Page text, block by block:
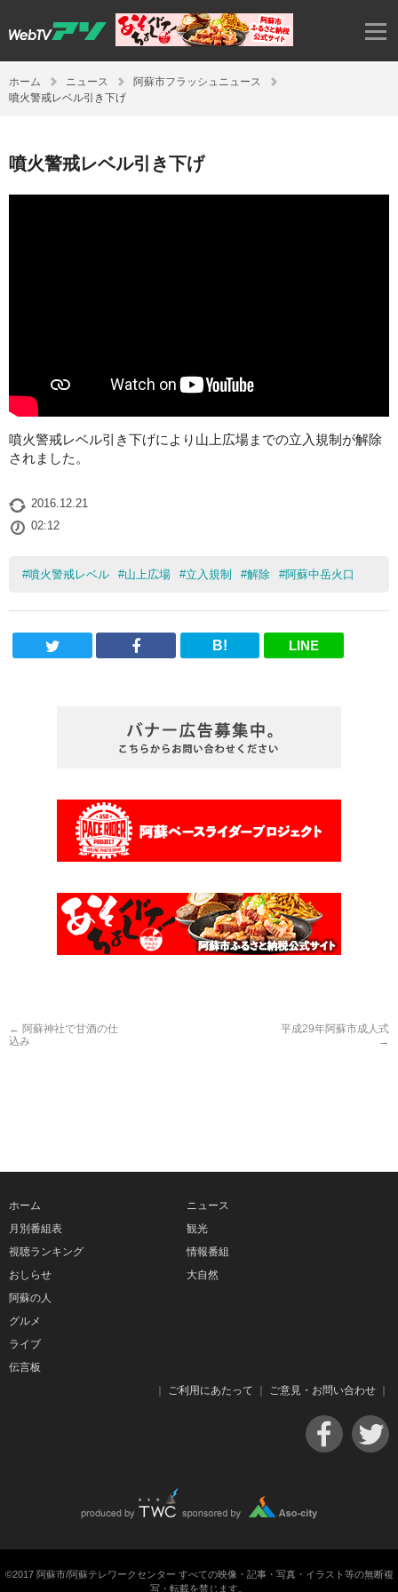
ホーム ニュース
阿蘇市フラッシュニュース
噴火警戒レベル引き下げ
噴火警戒レベル引き下げ
噴火警戒レベル引き下げにより山上広場までの立入規制が解除
されました。
2016.12.21
02:12
#噴火警戒レベル #山上広場 #立入規制 #解除 #阿蘇中岳火口
B! LINE
← 阿蘇神社で甘酒の仕
込み
平成29年阿蘇市成人式
→
ホーム
月別番組表
視聴ランキング
おしらせ
ニュース
観光
情報番組
大自然
阿蘇の人
グルメ
ライブ
伝言板
ご利用にあたって ご意見・お問い合わせ
©2017 阿蘇市/阿蘇テレワークセンター すべての映像・記事・写真・イラスト等の無断複
写・転載を禁じます。